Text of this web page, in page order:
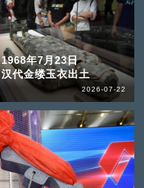
1968年7月23日
汉代金缕玉衣出土
2026-07-22